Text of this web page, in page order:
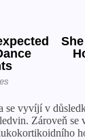
se vyvíjí v
Zároveň se